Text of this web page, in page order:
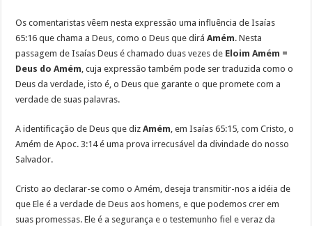
Os comentaristas vêem nesta expressão uma influência de Isaías
65:16 que chama a Deus, como o Deus que diráAmém. Nesta
passagem de Isaías Deus é chamado duas vezes de Eloim Amém =
Deus do Amém, cuja expressão também pode ser traduzida como o
Deus da verdade, isto é, o Deus que garante o que promete com a
verdade de suas palavras.
A identificação de Deus que dizAmém, em Isaías 65:15, com Cristo, o
Amém de Apoc. 3:14 é uma prova irrecusável da divindade do nosso
Salvador.
Cristo ao declarar-se como o Amém, deseja transmitir-nos a idéia de
que Ele é a verdade de Deus aos homens, e que podemos crer em
suas promessas. Ele é a segurança e o testemunho fiel e veraz da